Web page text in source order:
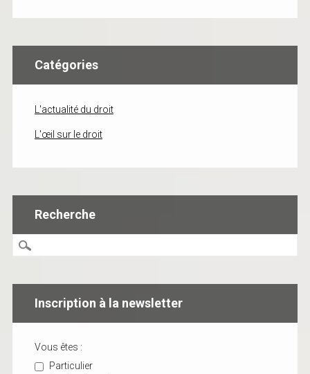
Catégories
L'actualité du droit
L'œil sur le droit
Recherche
Inscription à la newsletter
Vous êtes :
Particulier